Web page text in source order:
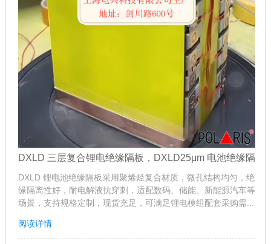
DXLD 三层复合锂电绝缘隔板，DXLD25μm 电池绝缘隔
DXLD 锂电池绝缘隔板采用聚烯烃复合材质，微孔结构均匀，绝
缘隔离性好，耐电解液抗穿刺，适配数码、储能、新能源汽车等
场景，支持规格定制，现货充足，可满足锂电模组配套采购需...
阅读详情